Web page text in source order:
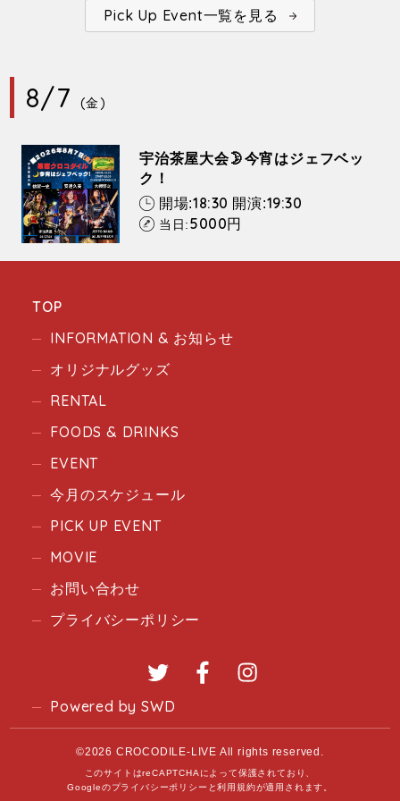
Pick Up Event一覧を見る
8/7 (金)
宇治茶屋大会🌛今宵はジェフベッ
ク！
開場:18:30 開演:19:30
当日:5000円
TOP
INFORMATION & お知らせ
オリジナルグッズ
RENTAL
FOODS & DRINKS
EVENT
今月のスケジュール
PICK UP EVENT
MOVIE
お問い合わせ
プライバシーポリシー
Twitter Facebook
Powered by SWD
©2026 CROCODILE-LIVE All rights reserved.
このサイトはreCAPTCHAによって保護されており、
Googleのプライバシーポリシー と利用規約が適用されます。